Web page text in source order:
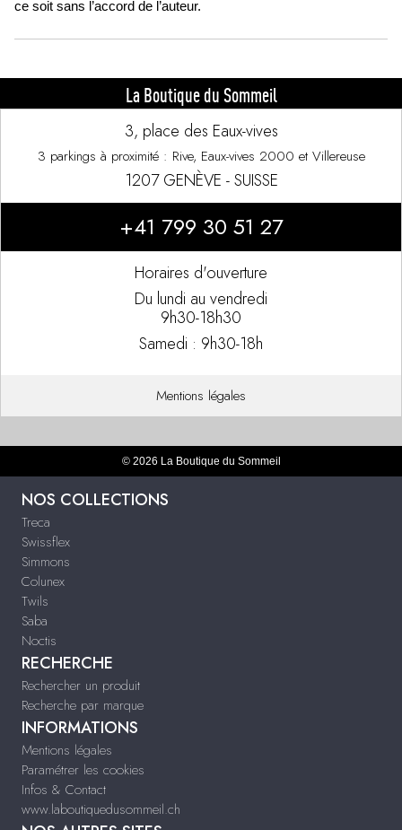
ce soit sans l’accord de l’auteur.
La Boutique du Sommeil
3, place des Eaux-vives
3 parkings à proximité : Rive, Eaux-vives 2000 et Villereuse
1207 GENÈVE - SUISSE
+41 799 30 51 27
Horaires d'ouverture
Du lundi au vendredi
9h30-18h30
Samedi : 9h30-18h
Mentions légales
© 2026 La Boutique du Sommeil
NOS COLLECTIONS
Treca
Swissflex
Simmons
Colunex
Twils
Saba
Noctis
RECHERCHE
Rechercher un produit
Recherche par marque
INFORMATIONS
Mentions légales
Paramétrer les cookies
Infos & Contact
www.laboutiquedusommeil.ch